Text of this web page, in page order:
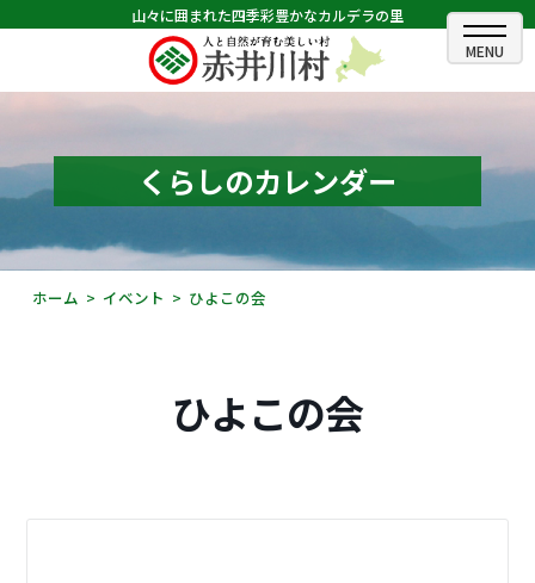
山々に囲まれた四季彩豊かなカルデラの里
ホーム
むらのできごと
むらのプロフィール
くらしの情報
くらしのカレンダー
ホーム イベント ひよこの会
ひよこの会